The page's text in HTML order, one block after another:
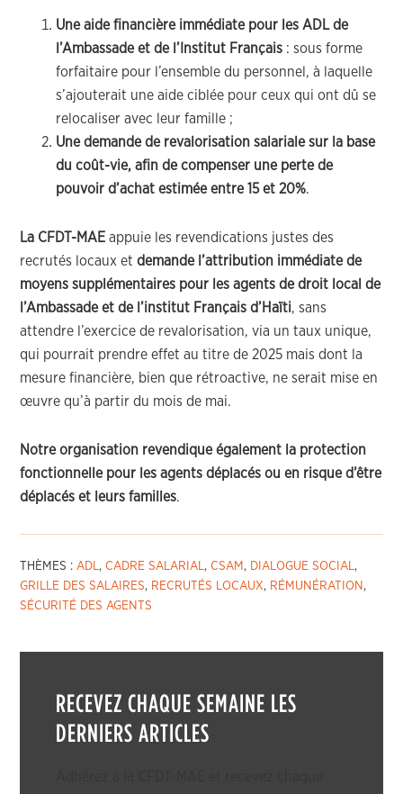
Une aide financière immédiate pour les ADL de
l’Ambassade et de l’Institut Français : sous forme
forfaitaire pour l’ensemble du personnel, à laquelle
s’ajouterait une aide ciblée pour ceux qui ont dû se
relocaliser avec leur famille ;
Une demande de revalorisation salariale sur la base
du coût-vie, afin de compenser une perte de
pouvoir d’achat estimée entre 15 et 20%.
La CFDT-MAE appuie les revendications justes des
recrutés locaux etdemande l’attribution immédiate de
moyens supplémentaires pour les agents de droit local de
l’Ambassade et de l’institut Français d’Haïti, sans
attendre l’exercice de revalorisation, via un taux unique,
qui pourrait prendre effet au titre de 2025 mais dont la
mesure financière, bien que rétroactive, ne serait mise en
œuvre qu’à partir du mois de mai.
Notre organisation revendique également la protection
fonctionnelle pour les agents déplacés ou en risque d’être
déplacés et leurs familles.
THÈMES :ADL,CADRE SALARIAL,CSAM , DIALOGUE SOCIAL,
GRILLE DES SALAIRES, RECRUTÉS LOCAUX, RÉMUNÉRATION ,
SÉCURITÉ DES AGENTS
RECEVEZ CHAQUE SEMAINE LES
DERNIERS ARTICLES